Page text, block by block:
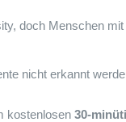
doch Menschen
nicht erkannt
kostenlosen 30-